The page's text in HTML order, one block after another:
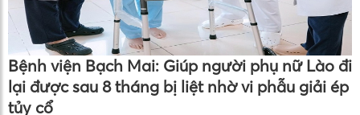
Bệnh viện Bạch Mai: Giúp người phụ nữ Lào đi
lại được sau 8 tháng bị liệt nhờ vi phẫu giải ép
tủy cổ